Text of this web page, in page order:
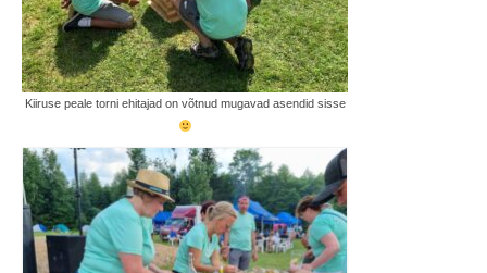
Kiiruse peale torni ehitajad on võtnud mugavad asendid sisse